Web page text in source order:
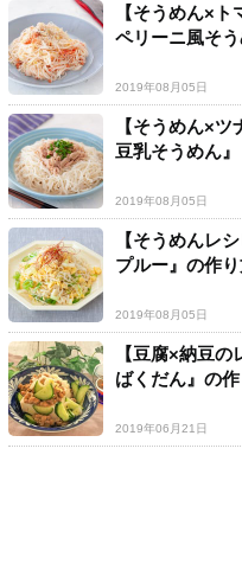
【そうめん×
ペリーニ風そう
2019年08月05日
【そうめん×
豆乳そうめん』
2019年08月05日
【そうめんレ
プルー』の作
2019年08月05日
【豆腐×納豆
ばくだん』の
2019年06月21日